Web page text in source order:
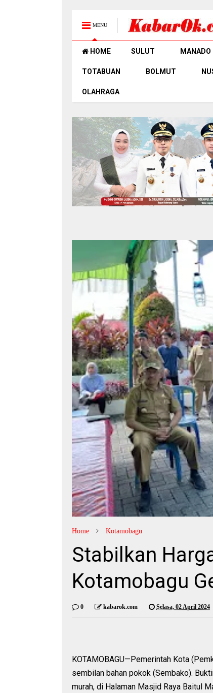
MENU
HOME SULUT MANADO
TOTABUAN BOLMUT
OLAHRAGA
Home Kotamobagu
Stabilkan
Kotamobagu
0 kabarok.com Selasa, 02 April 2024
KOTAMOBAGU—Pemerintah Kota
sembilan bahan pokok (Sembako).
murah, di Halaman Masjid Raya Baitul